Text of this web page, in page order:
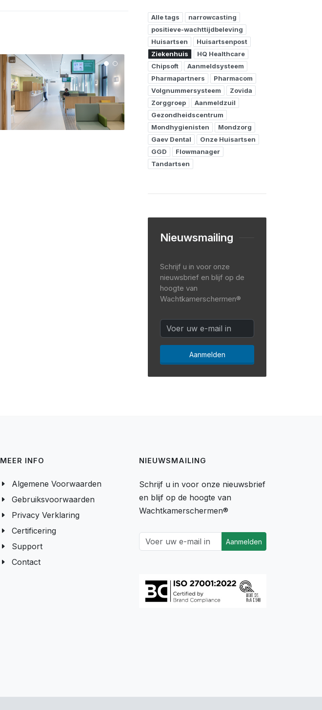
Alle tags
narrowcasting
positieve-wachttijdbeleving
Huisartsen
Huisartsenpost
Ziekenhuis
HQ Healthcare
Chipsoft
Aanmeldsysteem
Pharmapartners
Pharmacom
Volgnummersysteem
Zovida
Zorggroep
Aanmeldzuil
Gezondheidscentrum
Mondhygienisten
Mondzorg
Gaev Dental
Onze Huisartsen
GGD
Flowmanager
Tandartsen
Nieuwsmailing
Schrijf u in voor onze
nieuwsbrief en blijf op de
hoogte van
Wachtkamerschermen®
Aanmelden
MEER INFO
Algemene Voorwaarden
Gebruiksvoorwaarden
Privacy Verklaring
Certificering
Support
Contact
NIEUWSMAILING
Schrijf u in voor onze nieuwsbrief
en blijf op de hoogte van
Wachtkamerschermen®
Aanmelden